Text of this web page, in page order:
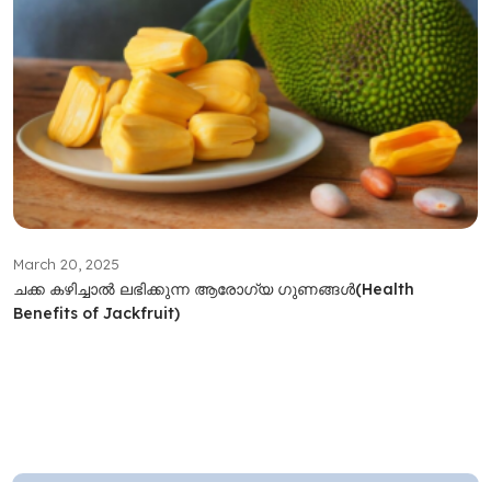
March 20, 2025
ചക്ക കഴിച്ചാൽ ലഭിക്കുന്ന ആരോ​ഗ്യ​ ഗുണങ്ങൾ(Health
Benefits of Jackfruit)